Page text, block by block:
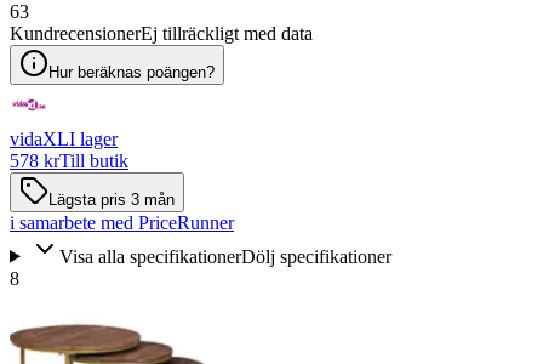
63
KundrecensionerEj tillräckligt med data
Hur beräknas poängen?
vidaXLI lager
578 krTill butik
Lägsta pris 3 mån
i samarbete med PriceRunner
Visa alla specifikationerDölj specifikationer
8